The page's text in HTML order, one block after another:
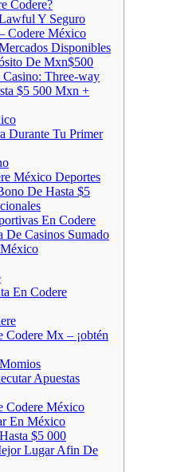
Codere?
Y Seguro
Codere México
Disponibles
De Mxn$500
Three-way
$5 500 Mxn +
Durante Tu Primer
México Deportes
De Hasta $5
En Codere
De Casinos Sumado
En Codere
Mx – ¡obtén
Apuestas
Codere México
En México
$5 000
Lugar Afin De